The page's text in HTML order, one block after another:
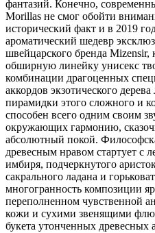
фантазий. Конечно,
Morillas не смог обойти
исторический факт и в 2019
ароматический шедевр
швейцарского бренда
обширную линейку унисекс
комбинации драгоценных
аккордов экзотического
пирамидки этого сложного и
способен всего одним своим
окружающих гармонию,
абсолютный покой.
древесным нравом стартует с
имбиря, подчеркнутого
сакрального ладана и
многогранность композиции
переполненном чувственной
кожи и сухими звенящими
букета утонченных древесных